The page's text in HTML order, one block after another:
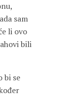
sam
li ovo
bili
bi se